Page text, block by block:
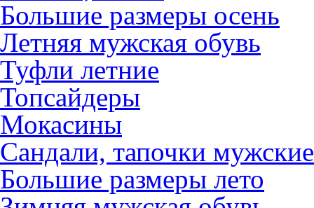
Большие размеры осень
Летняя мужская обувь
Туфли летние
Топсайдеры
Мокасины
Сандали, тапочки мужские
Большие размеры лето